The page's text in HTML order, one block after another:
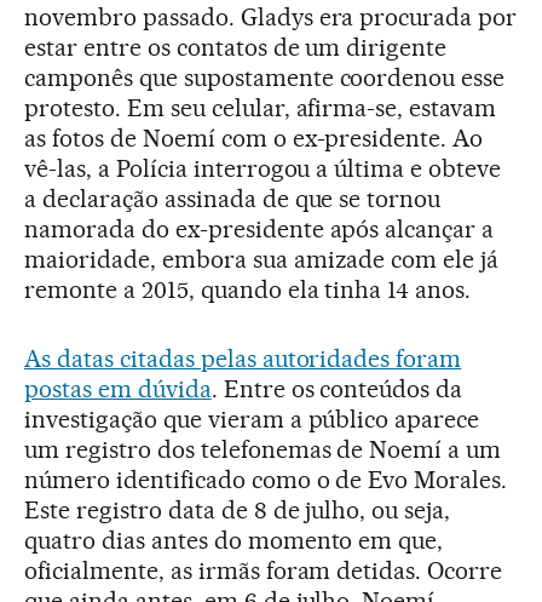
novembro passado. Gladys era procurada por
estar entre os contatos de um dirigente
camponês que supostamente coordenou esse
protesto. Em seu celular, afirma-se, estavam
as fotos de Noemí com o ex-presidente. Ao
vê-las, a Polícia interrogou a última e obteve
a declaração assinada de que se tornou
namorada do ex-presidente após alcançar a
maioridade, embora sua amizade com ele já
remonte a 2015, quando ela tinha 14 anos.
As datas citadas pelas autoridades foram
postas em dúvida. Entre os conteúdos da
investigação que vieram a público aparece
um registro dos telefonemas de Noemí a um
número identificado como o de Evo Morales.
Este registro data de 8 de julho, ou seja,
quatro dias antes do momento em que,
oficialmente, as irmãs foram detidas. Ocorre